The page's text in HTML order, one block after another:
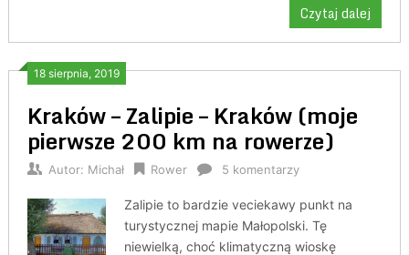
Czytaj dalej
18 sierpnia, 2019
Kraków – Zalipie – Kraków (moje
pierwsze 200 km na rowerze)
Autor: Michał Rower 5 komentarzy
Zalipie to bardzie veciekawy punkt na
turystycznej mapie Małopolski. Tę
niewielką, choć klimatyczną wioskę